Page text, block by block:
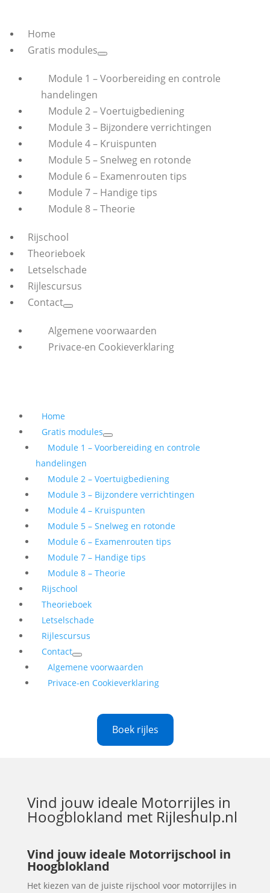
Home
Gratis modules
Module 1 – Voorbereiding en controle
handelingen
Module 2 – Voertuigbediening
Module 3 – Bijzondere verrichtingen
Module 4 – Kruispunten
Module 5 – Snelweg en rotonde
Module 6 – Examenrouten tips
Module 7 – Handige tips
Module 8 – Theorie
Rijschool
Theorieboek
Letselschade
Rijlescursus
Contact
Algemene voorwaarden
Privace-en Cookieverklaring
Home
Gratis modules
Module 1 – Voorbereiding en controle
handelingen
Module 2 – Voertuigbediening
Module 3 – Bijzondere verrichtingen
Module 4 – Kruispunten
Module 5 – Snelweg en rotonde
Module 6 – Examenrouten tips
Module 7 – Handige tips
Module 8 – Theorie
Rijschool
Theorieboek
Letselschade
Rijlescursus
Contact
Algemene voorwaarden
Privace-en Cookieverklaring
Boek rijles
Vind jouw ideale Motorrijles in
Hoogblokland met Rijleshulp.nl
Vind jouw ideale Motorrijschool in
Hoogblokland
Het kiezen van de juiste rijschool voor motorrijles in